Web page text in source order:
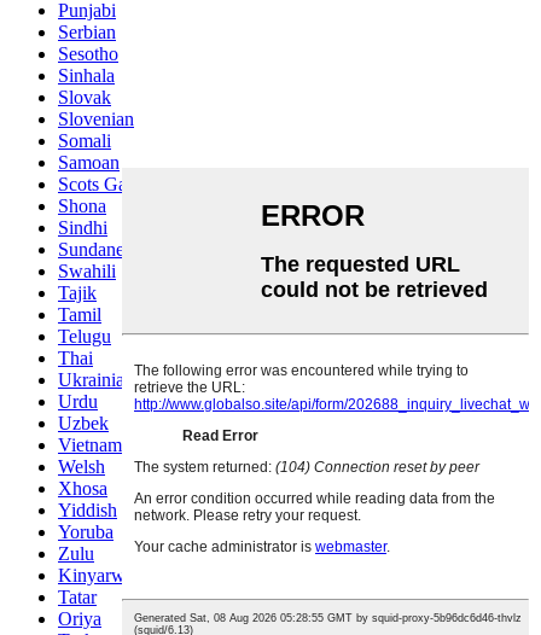
Punjabi
Serbian
Sesotho
Sinhala
Slovak
Slovenian
Somali
Samoan
Scots Gaelic
Shona
Sindhi
Sundanese
Swahili
Tajik
Tamil
Telugu
Thai
Ukrainian
Urdu
Uzbek
Vietnamese
Welsh
Xhosa
Yiddish
Yoruba
Zulu
Kinyarwanda
Tatar
Oriya